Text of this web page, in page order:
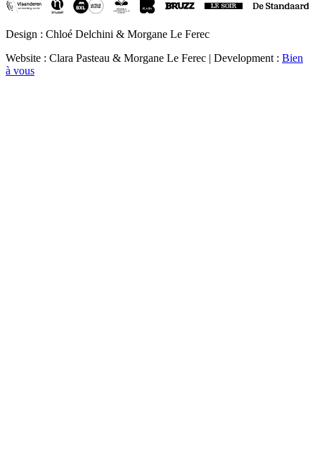
Design : Chloé Delchini & Morgane Le Ferec
Website : Clara Pasteau & Morgane Le Ferec | Development : Bien
à vous